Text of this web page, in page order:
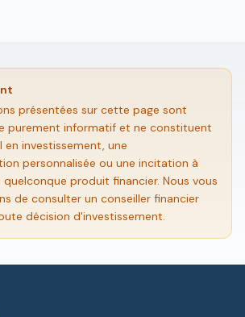
présentées sur cette page sont
purement informatif et ne constituent
en investissement, une
personnalisée ou une incitation à
quelconque produit financier. Nous vous
de consulter un conseiller financier
décision d'investissement.